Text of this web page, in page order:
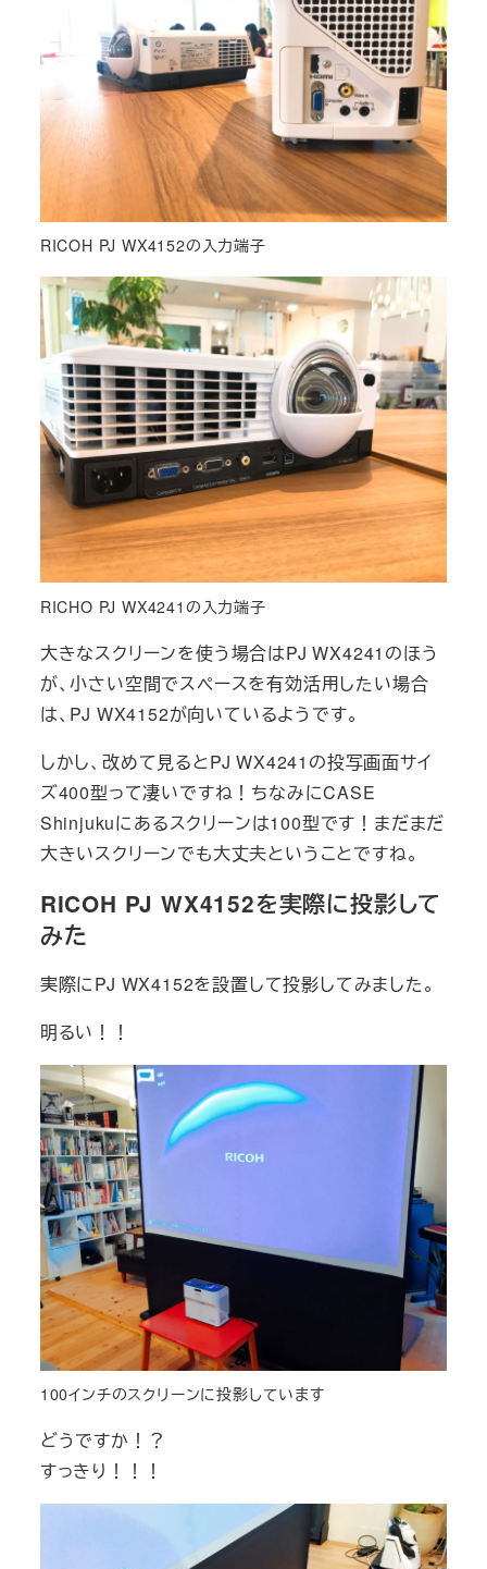
RICOH PJ WX4152の入力端子
RICHO PJ WX4241の入力端子
大きなスクリーンを使う場合はPJ WX4241のほう
が、小さい空間でスペースを有効活用したい場合
は、PJ WX4152が向いているようです。
しかし、改めて見るとPJ WX4241の投写画面サイ
ズ400型って凄いですね！ちなみにCASE
Shinjukuにあるスクリーンは100型です！まだまだ
大きいスクリーンでも大丈夫ということですね。
RICOH PJ WX4152を実際に投影して
みた
実際にPJ WX4152を設置して投影してみました。
明るい！！
100インチのスクリーンに投影しています
どうですか！？
すっきり！！！